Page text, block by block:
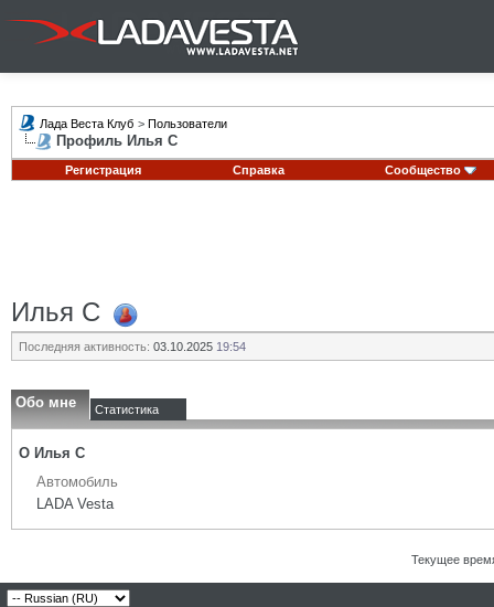
Лада Веста Клуб > Пользователи
Профиль Илья С
Регистрация Справка Сообщество
Илья С
Последняя активность: 03.10.2025 19:54
Обо мне Статистика
О Илья С
Автомобиль
LADA Vesta
Текущее